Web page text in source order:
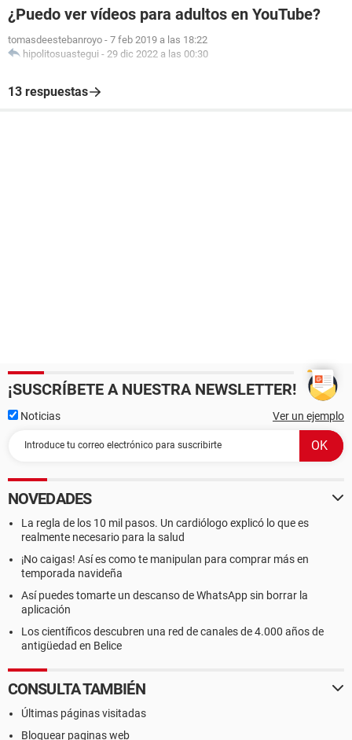
¿Puedo ver vídeos para adultos en YouTube?
tomasdeestebanroyo - 7 feb 2019 a las 18:22
hipolitosuastegui - 29 dic 2022 a las 00:30
13 respuestas
¡SUSCRÍBETE A NUESTRA NEWSLETTER!
Noticias Ver un ejemplo
NOVEDADES
La regla de los 10 mil pasos. Un cardiólogo explicó lo que es
realmente necesario para la salud
¡No caigas! Así es como te manipulan para comprar más en
temporada navideña
Así puedes tomarte un descanso de WhatsApp sin borrar la
aplicación
Los científicos descubren una red de canales de 4.000 años de
antigüedad en Belice
CONSULTA TAMBIÉN
Últimas páginas visitadas
Bloquear paginas web